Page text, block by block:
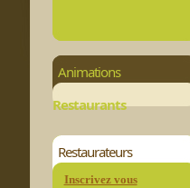
Animations
Restaurants
Restaurateurs
Inscrivez vous